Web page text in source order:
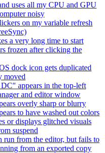
uses all my CPU and GPU
noisy
on my variable refresh
a very long time to start
frozen after clicking the
dock icon gets duplicated
moved
appears in the top-left
and editor window
overly sharp or blurry
to have washed out colors
or displays glitched visuals
suspend
run from the editor, but fails to
from an exported copy